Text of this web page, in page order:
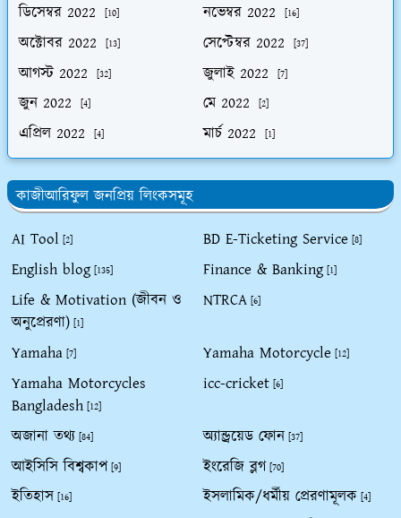
ডিসেম্বর 2022 [10] নভেম্বর 2022 [16]
অক্টোবর 2022 [13] সেপ্টেম্বর 2022 [37]
আগস্ট 2022 [32] জুলাই 2022 [7]
জুন 2022 [4] মে 2022 [2]
এপ্রিল 2022 [4] মার্চ 2022 [1]
কাজীআরিফুল জনপ্রিয় লিংকসমূহ
AI Tool [2] BD E-Ticketing Service [8]
English blog [135] Finance & Banking [1]
Life & Motivation (জীবন ও
অনুপ্রেরণা) [1]
NTRCA [6]
Yamaha [7] Yamaha Motorcycle [12]
Yamaha Motorcycles
Bangladesh [12]
icc-cricket [6]
অজানা তথ্য [84] অ্যান্ড্রয়েড ফোন [37]
আইসিসি বিশ্বকাপ [9] ইংরেজি ব্লগ [70]
ইতিহাস [16] ইসলামিক/ধর্মীয় প্রেরণামূলক [4]